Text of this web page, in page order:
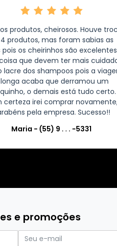
produtos, cheirosos. Houve
produtos, mas foram sabias as
os cheirinhos são
que devem ter mais
lacre dos shampoos pois a
acaba que derramou um
o demais está tudo certo.
certeza irei comprar
pela empresa. Sucesso!!
Maria - (55) 9 . . . -5331
e promoções